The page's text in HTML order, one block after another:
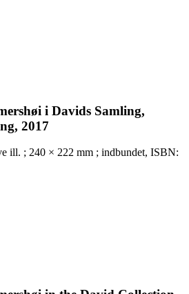
i Davids Samling,
2017
ill. ; 240 × 222 mm ; indbundet, ISBN: